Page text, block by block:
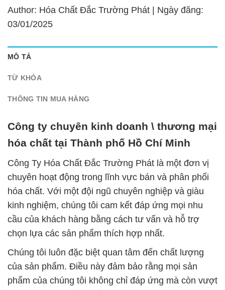
Author: Hóa Chất Đắc Trường Phát | Ngày đăng:
03/01/2025
MÔ TẢ
TỪ KHÓA
THÔNG TIN MUA HÀNG
Công ty chuyên kinh doanh \ thương mại
hóa chất tại Thành phố Hồ Chí Minh
Công Ty Hóa Chất Đắc Trường Phát là một đơn vị
chuyên hoạt động trong lĩnh vực bán và phân phối
hóa chất. Với một đội ngũ chuyên nghiệp và giàu
kinh nghiệm, chúng tôi cam kết đáp ứng mọi nhu
cầu của khách hàng bằng cách tư vấn và hỗ trợ
chọn lựa các sản phẩm thích hợp nhất.
Chúng tôi luôn đặc biệt quan tâm đến chất lượng
của sản phẩm. Điều này đảm bảo rằng mọi sản
phẩm của chúng tôi không chỉ đáp ứng mà còn vượt